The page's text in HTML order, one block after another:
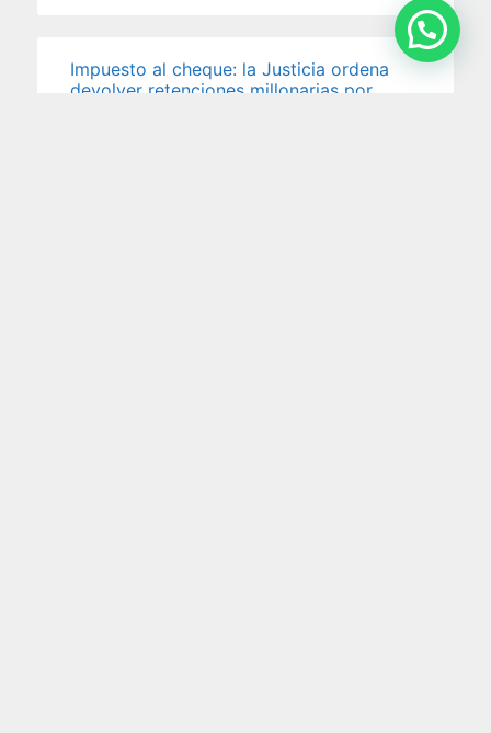
Impuesto al cheque: la Justicia ordena
devolver retenciones millonarias por